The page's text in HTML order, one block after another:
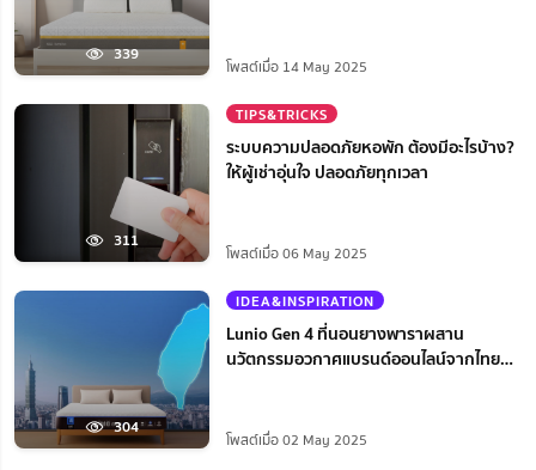
339
โพสต์เมื่อ 14 May 2025
311
TIPS&TRICKS
ระบบความปลอดภัยหอพัก ต้องมีอะไรบ้าง?
ให้ผู้เช่าอุ่นใจ ปลอดภัยทุกเวลา
โพสต์เมื่อ 06 May 2025
304
IDEA&INSPIRATION
Lunio Gen 4 ที่นอนยางพาราผสาน
นวัตกรรมอวกาศแบรนด์ออนไลน์จากไทย
โพสต์เมื่อ 02 May 2025